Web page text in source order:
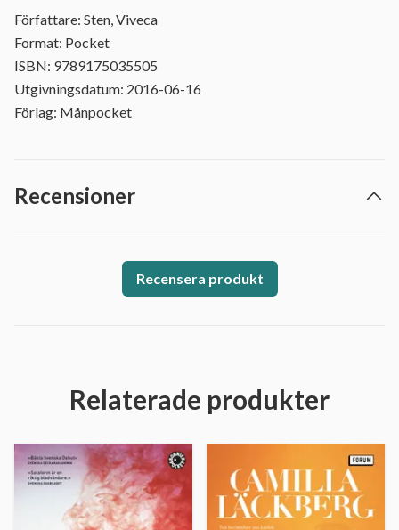
Författare: Sten, Viveca
Format: Pocket
ISBN: 9789175035505
Utgivningsdatum: 2016-06-16
Förlag: Månpocket
Recensioner
Recensera produkt
Relaterade produkter